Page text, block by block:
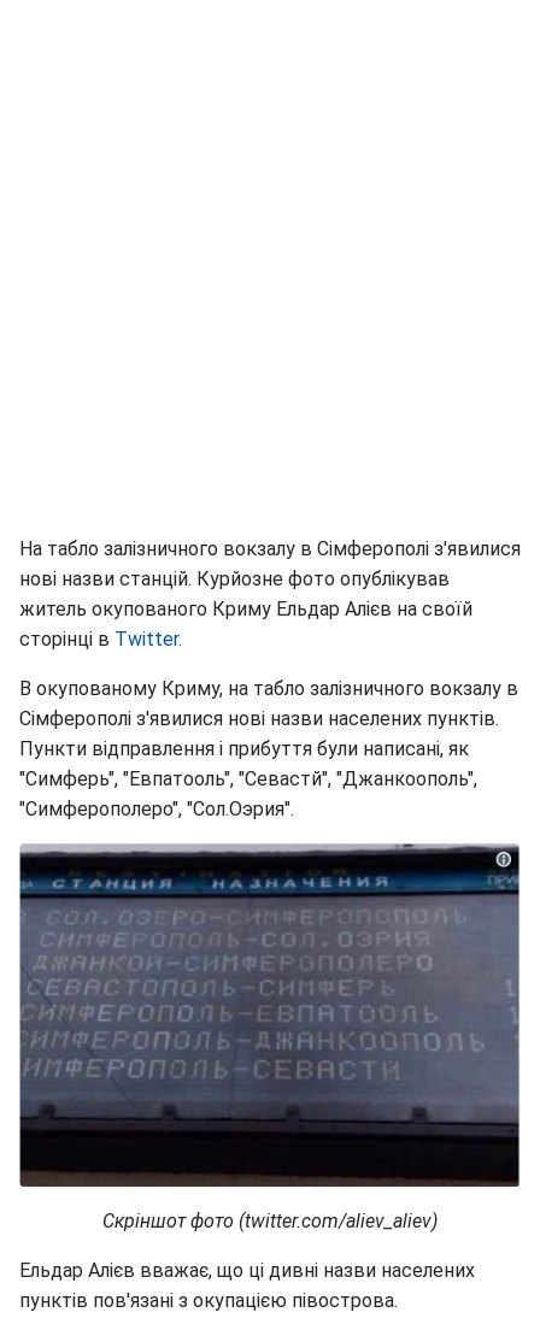
На табло залізничного вокзалу в Сімферополі з'явилися
нові назви станцій. Курйозне фото опублікував
житель окупованого Криму Ельдар Алієв на своїй
сторінці в Twitter.
В окупованому Криму, на табло залізничного вокзалу в
Сімферополі з'явилися нові назви населених пунктів.
Пункти відправлення і прибуття були написані, як
"Симферь", "Евпатооль", "Севастй", "Джанкоополь",
"Симферополеро", "Сол.Оэрия".
Скріншот фото (twitter.com/aliev_aliev)
Ельдар Алієв вважає, що ці дивні назви населених
пунктів пов'язані з окупацією півострова.